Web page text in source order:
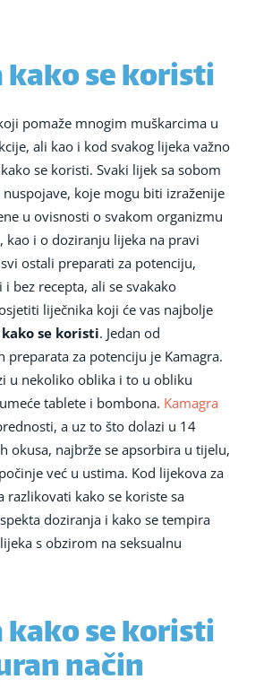
kako se koristi
pomaže mnogim muškarcima u
ali kao i kod svakog lijeka važno
se koristi. Svaki lijek sa sobom
koje mogu biti izraženije
u ovisnosti o svakom organizmu
kao i o doziranju lijeka na pravi
ostali preparati za potenciju,
bez recepta, ali se svakako
liječnika koji će vas najbolje
se koristi. Jedan od
preparata za potenciju je Kamagra.
u nekoliko oblika i to u obliku
tablete i bombona. Kamagra
a uz to što dolazi u 14
okusa, najbrže se apsorbira u tijelu,
već u ustima. Kod lijekova za
razlikovati kako se koriste sa
doziranja i kako se tempira
s obzirom na seksualnu
kako se koristi
način